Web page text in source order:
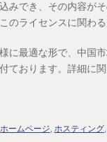
みでき、その内容が
のライセンスに関わる
に最適な形で、中国
ております。詳細に
ホームページ, ホスティング,